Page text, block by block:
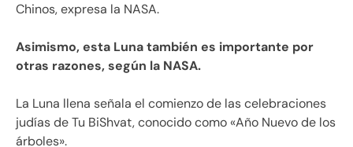
Chinos, expresa la NASA.
Asimismo, esta Luna también es importante por
otras razones, según la NASA.
La Luna llena señala el comienzo de las celebraciones
judías de Tu BiShvat, conocido como «Año Nuevo de los
árboles».